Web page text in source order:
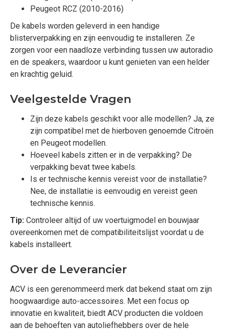
Peugeot RCZ (2010-2016)
De kabels worden geleverd in een handige
blisterverpakking en zijn eenvoudig te installeren. Ze
zorgen voor een naadloze verbinding tussen uw autoradio
en de speakers, waardoor u kunt genieten van een helder
en krachtig geluid.
Veelgestelde Vragen
Zijn deze kabels geschikt voor alle modellen? Ja, ze
zijn compatibel met de hierboven genoemde Citroën
en Peugeot modellen.
Hoeveel kabels zitten er in de verpakking? De
verpakking bevat twee kabels.
Is er technische kennis vereist voor de installatie?
Nee, de installatie is eenvoudig en vereist geen
technische kennis.
Tip: Controleer altijd of uw voertuigmodel en bouwjaar
overeenkomen met de compatibiliteitslijst voordat u de
kabels installeert.
Over de Leverancier
ACV is een gerenommeerd merk dat bekend staat om zijn
hoogwaardige auto-accessoires. Met een focus op
innovatie en kwaliteit, biedt ACV producten die voldoen
aan de behoeften van autoliefhebbers over de hele